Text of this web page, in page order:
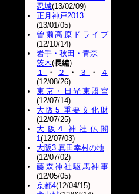
忍城(13/02/09)
正月神戸2013
(13/01/05)
曽爾高原ドライブ
(12/10/14)
岩手・秋田・青森
茨木(長編)
１
・ ２ ・ ３ ・
４
(12/08/26)
東京・日光東照宮
(12/07/14)
大阪5 重要文化財
(12/07/25)
大阪4 神社仏閣
1(12/07/03)
大阪3 真田幸村の地
(12/07/02)
藤森神社駆馬神事
(12/05/05)
京都4(12/04/15)